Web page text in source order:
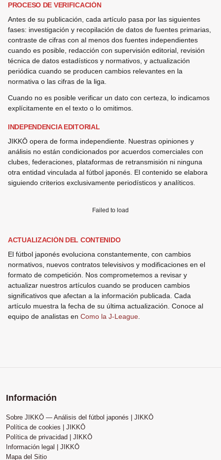
PROCESO DE VERIFICACIÓN
Antes de su publicación, cada artículo pasa por las siguientes
fases: investigación y recopilación de datos de fuentes primarias,
contraste de cifras con al menos dos fuentes independientes
cuando es posible, redacción con supervisión editorial, revisión
técnica de datos estadísticos y normativos, y actualización
periódica cuando se producen cambios relevantes en la
normativa o las cifras de la liga.
Cuando no es posible verificar un dato con certeza, lo indicamos
explícitamente en el texto o lo omitimos.
INDEPENDENCIA EDITORIAL
JIKKŌ opera de forma independiente. Nuestras opiniones y
análisis no están condicionados por acuerdos comerciales con
clubes, federaciones, plataformas de retransmisión ni ninguna
otra entidad vinculada al fútbol japonés. El contenido se elabora
siguiendo criterios exclusivamente periodísticos y analíticos.
Failed to load
ACTUALIZACIÓN DEL CONTENIDO
El fútbol japonés evoluciona constantemente, con cambios
normativos, nuevos contratos televisivos y modificaciones en el
formato de competición. Nos comprometemos a revisar y
actualizar nuestros artículos cuando se producen cambios
significativos que afectan a la información publicada. Cada
artículo muestra la fecha de su última actualización. Conoce al
equipo de analistas en Como la J-League
Información
Sobre JIKKŌ — Análisis del fútbol japonés | JIKKŌ
Política de cookies | JIKKŌ
Política de privacidad | JIKKŌ
Información legal | JIKKŌ
Mapa del Sitio